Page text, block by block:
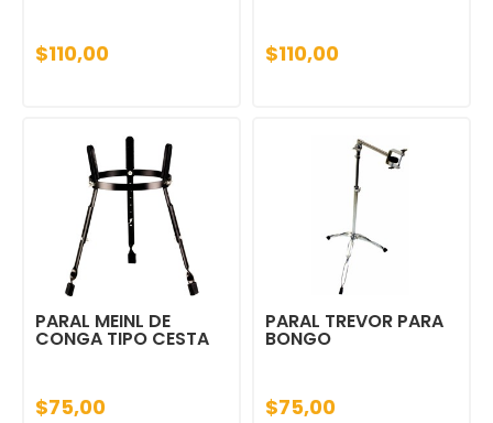
$110,00 $110,00
PARAL MEINL DE
CONGA TIPO CESTA
$75,00
PARAL TREVOR PARA
BONGO
$75,00